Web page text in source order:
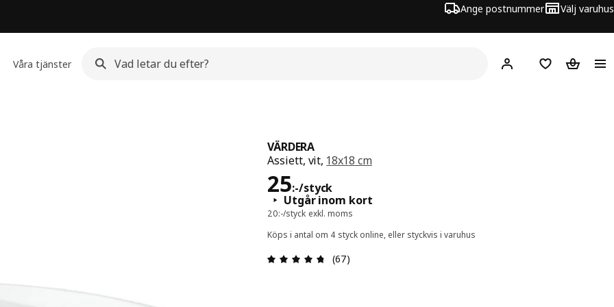
Ange postnummer Välj varuhus
Våra tjänster Hej! Logga inInköpslistaVarukorg
VÄRDERA
Assiett, vit, 18x18 cm
25:-/styck
Pris 25:-/styck
Utgår inom kort
20:-/styck exkl. moms
Köps i antal om 4 styck online, eller styckvis i varuhus
Recension: 4.7 utav 5 stjärnor. Totalt antal recensioner:
(67)